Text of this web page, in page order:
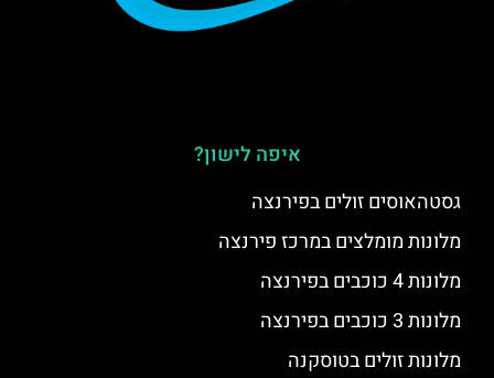
איפה לישון?
גסטהאוסים זולים בפירנצה
מלונות מומלצים במרכז פירנצה
מלונות 4 כוכבים בפירנצה
מלונות 3 כוכבים בפירנצה
מלונות זולים בטוסקנה